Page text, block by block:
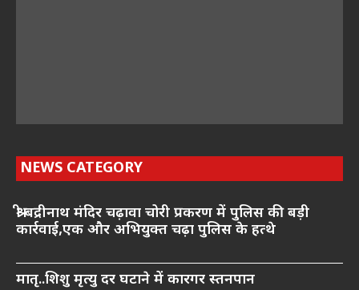
NEWS CATEGORY
श्री बद्रीनाथ मंदिर चढ़ावा चोरी प्रकरण में पुलिस की बड़ी
कार्रवाई,एक और अभियुक्त चढ़ा पुलिस के हत्थे
मातृ..शिशु मृत्यु दर घटाने में कारगर स्तनपान